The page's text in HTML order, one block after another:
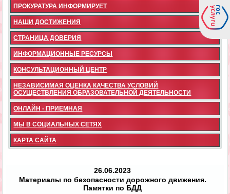
ПРОКУРАТУРА ИНФОРМИРУЕТ
НАШИ ДОСТИЖЕНИЯ
СТРАНИЦА ДОВЕРИЯ
ИНФОРМАЦИОННЫЕ РЕСУРСЫ
КОНСУЛЬТАЦИОННЫЙ ЦЕНТР
НЕЗАВИСИМАЯ ОЦЕНКА КАЧЕСТВА УСЛОВИЙ
ОСУЩЕСТВЛЕНИЯ ОБРАЗОВАТЕЛЬНОЙ ДЕЯТЕЛЬНОСТИ
ОНЛАЙН - ПРИЕМНАЯ
МЫ В СОЦИАЛЬНЫХ СЕТЯХ
КАРТА САЙТА
26.06.2023
Материалы по безопасности дорожного движения.
Памятки по БДД